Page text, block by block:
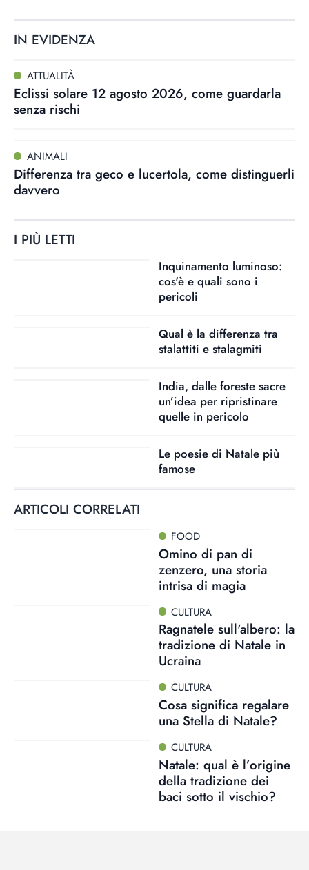
IN EVIDENZA
ATTUALITÀ
Eclissi solare 12 agosto 2026, come guardarla
senza rischi
ANIMALI
Differenza tra geco e lucertola, come distinguerli
davvero
I PIÙ LETTI
Inquinamento luminoso:
cos'è e quali sono i
pericoli
Qual è la differenza tra
stalattiti e stalagmiti
India, dalle foreste sacre
un’idea per ripristinare
quelle in pericolo
Le poesie di Natale più
famose
ARTICOLI CORRELATI
FOOD
Omino di pan di
zenzero, una storia
intrisa di magia
CULTURA
Ragnatele sull'albero: la
tradizione di Natale in
Ucraina
CULTURA
Cosa significa regalare
una Stella di Natale?
CULTURA
Natale: qual è l’origine
della tradizione dei
baci sotto il vischio?